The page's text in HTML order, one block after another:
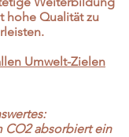
hohe Qualität zu
Umwelt-Zielen
CO2 absorbiert ein